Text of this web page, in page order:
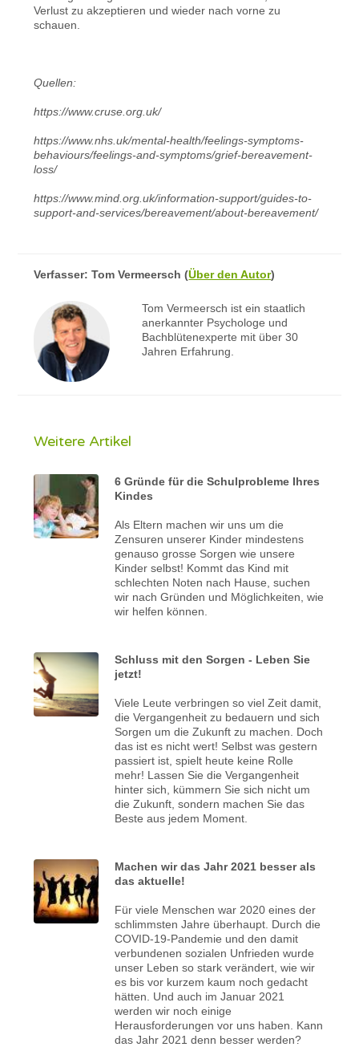
Verlust zu akzeptieren und wieder nach vorne zu
schauen.
Quellen:
https://www.cruse.org.uk/
https://www.nhs.uk/mental-health/feelings-symptoms-
behaviours/feelings-and-symptoms/grief-bereavement-
loss/
https://www.mind.org.uk/information-support/guides-to-
support-and-services/bereavement/about-bereavement/
Verfasser:Tom Vermeersch (Über den Autor)
Tom Vermeersch ist ein staatlich
anerkannter Psychologe und
Bachblütenexperte mit über 30
Jahren Erfahrung.
Weitere Artikel
6 Gründe für die Schulprobleme Ihres
Kindes
Als Eltern machen wir uns um die
Zensuren unserer Kinder mindestens
genauso grosse Sorgen wie unsere
Kinder selbst! Kommt das Kind mit
schlechten Noten nach Hause, suchen
wir nach Gründen und Möglichkeiten, wie
wir helfen können.
Schluss mit den Sorgen - Leben Sie
jetzt!
Viele Leute verbringen so viel Zeit damit,
die Vergangenheit zu bedauern und sich
Sorgen um die Zukunft zu machen. Doch
das ist es nicht wert! Selbst was gestern
passiert ist, spielt heute keine Rolle
mehr! Lassen Sie die Vergangenheit
hinter sich, kümmern Sie sich nicht um
die Zukunft, sondern machen Sie das
Beste aus jedem Moment.
Machen wir das Jahr 2021 besser als
das aktuelle!
Für viele Menschen war 2020 eines der
schlimmsten Jahre überhaupt. Durch die
COVID-19-Pandemie und den damit
verbundenen sozialen Unfrieden wurde
unser Leben so stark verändert, wie wir
es bis vor kurzem kaum noch gedacht
hätten. Und auch im Januar 2021
werden wir noch einige
Herausforderungen vor uns haben. Kann
das Jahr 2021 denn besser werden?